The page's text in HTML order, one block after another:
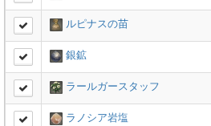
ルピナスの苗
銀鉱
ラールガースタッフ
ラノシア岩塩